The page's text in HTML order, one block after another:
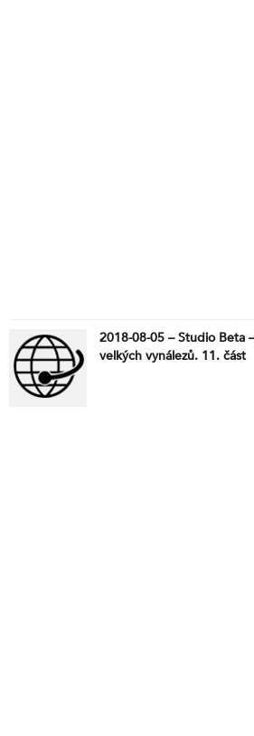
2018-08-05 – Studio Beta
velkých vynálezů. 11. část